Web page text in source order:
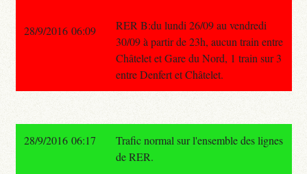
RER B:du lundi 26/09 au vendredi
30/09 à partir de 23h, aucun train entre
Châtelet et Gare du Nord, 1 train sur 3
entre Denfert et Châtelet.
28/9/2016 06:09
28/9/2016 06:17
Trafic normal sur l'ensemble des lignes
de RER.